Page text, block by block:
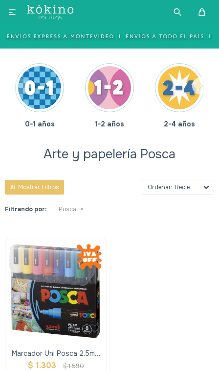

0-1 años 1-2 años 2-4 años
Arte y papelería Posca
Recientes
Filtrando por: Posca
Marcador Uni Posca 2.5mm
X8 Colores
$ 1.303 $1.590